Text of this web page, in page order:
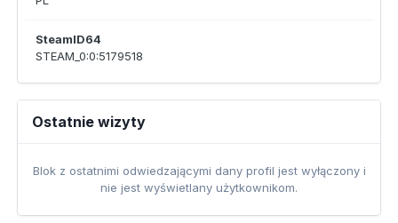
SteamID64
STEAM_0:0:5179518
Ostatnie wizyty
Blok z ostatnimi odwiedzającymi dany profil jest wyłączony i
nie jest wyświetlany użytkownikom.